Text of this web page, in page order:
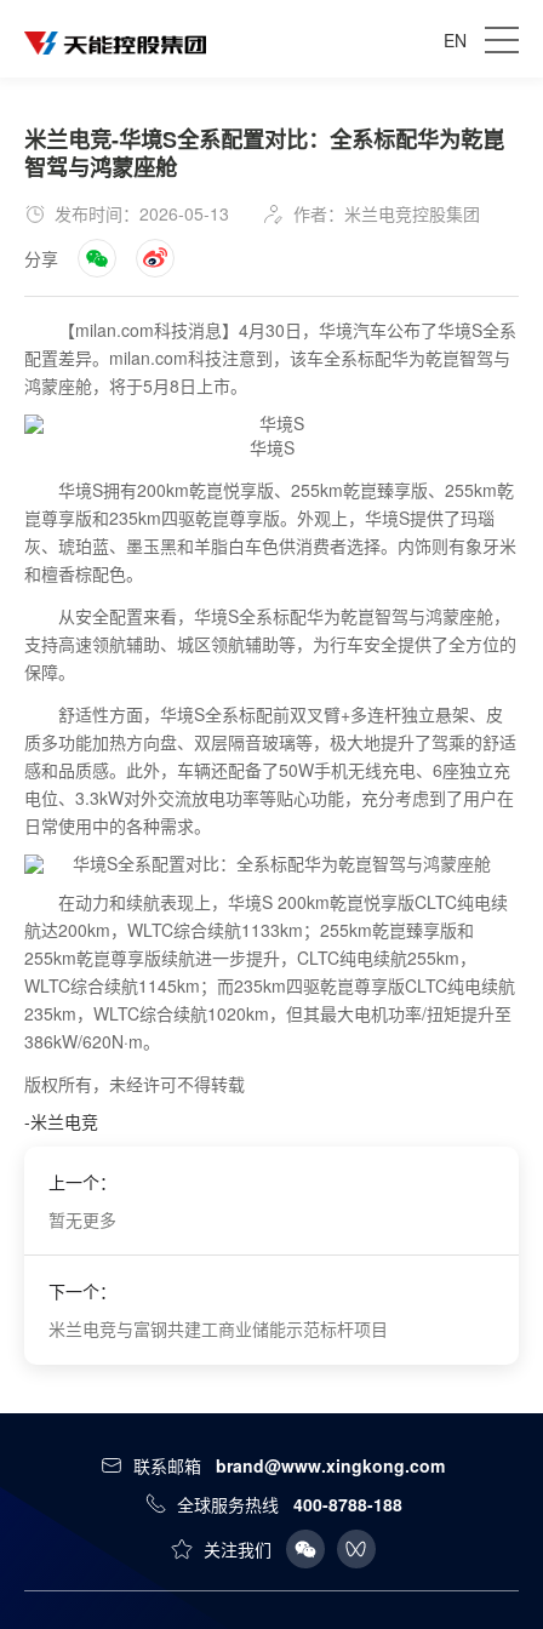
EN
米兰电竞-华境S全系配置对比：全系标配华为乾崑
智驾与鸿蒙座舱
发布时间：2026-05-13
作者：米兰电竞控股集团
分享
【milan.com科技消息】4月30日，华境汽车公布了华境S全系
配置差异。milan.com科技注意到，该车全系标配华为乾崑智驾与
鸿蒙座舱，将于5月8日上市。
华境S
华境S拥有200km乾崑悦享版、255km乾崑臻享版、255km乾
崑尊享版和235km四驱乾崑尊享版。外观上，华境S提供了玛瑙
灰、琥珀蓝、墨玉黑和羊脂白车色供消费者选择。内饰则有象牙米
和檀香棕配色。
从安全配置来看，华境S全系标配华为乾崑智驾与鸿蒙座舱，
支持高速领航辅助、城区领航辅助等，为行车安全提供了全方位的
保障。
舒适性方面，华境S全系标配前双叉臂+多连杆独立悬架、皮
质多功能加热方向盘、双层隔音玻璃等，极大地提升了驾乘的舒适
感和品质感。此外，车辆还配备了50W手机无线充电、6座独立充
电位、3.3kW对外交流放电功率等贴心功能，充分考虑到了用户在
日常使用中的各种需求。
在动力和续航表现上，华境S 200km乾崑悦享版CLTC纯电续
航达200km，WLTC综合续航1133km；255km乾崑臻享版和
255km乾崑尊享版续航进一步提升，CLTC纯电续航255km，
WLTC综合续航1145km；而235km四驱乾崑尊享版CLTC纯电续航
235km，WLTC综合续航1020km，但其最大电机功率/扭矩提升至
386kW/620N·m。
版权所有，未经许可不得转载
-米兰电竞
上一个：
暂无更多
下一个：
米兰电竞与富钢共建工商业储能示范标杆项目
联系邮箱 brand@www.xingkong.com
全球服务热线
400-8788-188
关注我们